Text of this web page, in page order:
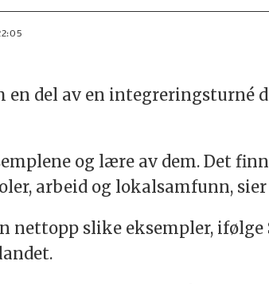
en del av en
og lære av dem. Det
arbeid og lokalsamfunn,
slike eksempler, ifølge